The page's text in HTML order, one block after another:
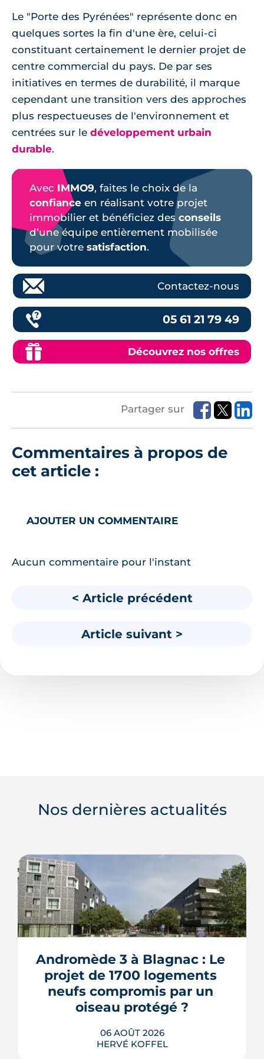
Le "Porte des Pyrénées" représente donc en
quelques sortes la fin d'une ère, celui-ci
constituant certainement le dernier projet de
centre commercial du pays. De par ses
initiatives en termes de durabilité, il marque
cependant une transition vers des approches
plus respectueuses de l'environnement et
centrées sur le développement urbain
durable.
Avec IMMO9, faites le choix de la
confiance en réalisant votre projet
immobilier et bénéficiez des conseils
d’une équipe entièrement mobilisée
pour votre satisfaction.
Contactez-nous
05 61 21 79 49
Découvrez nos offres
Partager sur
Commentaires à propos de
cet article :
AJOUTER UN COMMENTAIRE
Aucun commentaire pour l'instant
< Article précédent
Article suivant >
Nos dernières actualités
Andromède 3 à Blagnac : Le
projet de 1700 logements
neufs compromis par un
oiseau protégé ?
06 AOÛT 2026
HERVÉ KOFFEL